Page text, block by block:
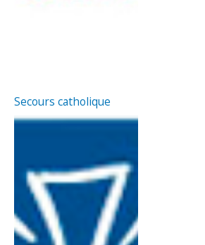
Secours catholique